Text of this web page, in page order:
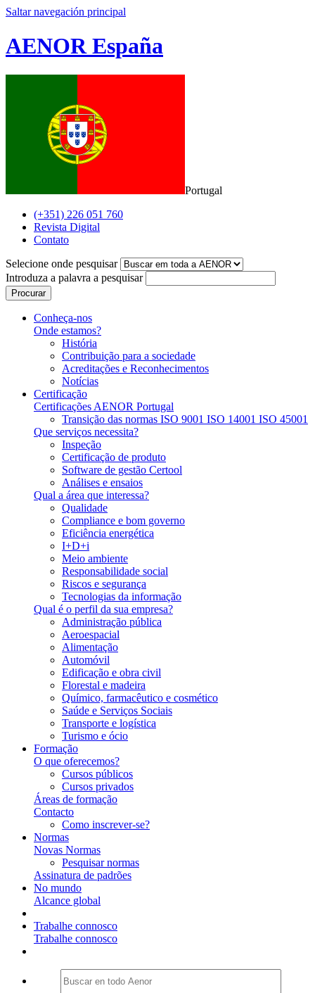
Saltar navegación principal
AENOR España
Portugal
(+351) 226 051 760
Revista Digital
Contato
Selecione onde pesquisar
Introduza a palavra a pesquisar
Procurar
Conheça-nos
Onde estamos?
História
Contribuição para a sociedade
Acreditações e Reconhecimentos
Notícias
Certificação
Certificações AENOR Portugal
Transição das normas ISO 9001 ISO 14001 ISO 45001
Que serviços necessita?
Inspeção
Certificação de produto
Software de gestão Certool
Análises e ensaios
Qual a área que interessa?
Qualidade
Compliance e bom governo
Eficiência energética
I+D+i
Meio ambiente
Responsabilidade social
Riscos e segurança
Tecnologias da informação
Qual é o perfil da sua empresa?
Administração pública
Aeroespacial
Alimentação
Automóvil
Edificação e obra civil
Florestal e madeira
Químico, farmacêutico e cosmético
Saúde e Serviços Sociais
Transporte e logística
Turismo e ócio
Formação
O que oferecemos?
Cursos públicos
Cursos privados
Áreas de formação
Contacto
Como inscrever-se?
Normas
Novas Normas
Pesquisar normas
Assinatura de padrões
No mundo
Alcance global
Trabalhe connosco
Trabalhe connosco